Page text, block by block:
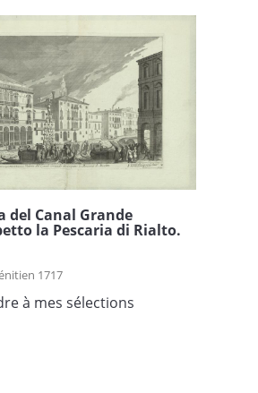
del Canal Grande
la Pescaria di Rialto.
1717
à mes sélections